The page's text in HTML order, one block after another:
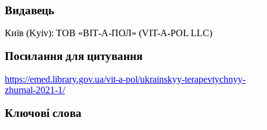
Видавець
Київ (Kyiv): ТОВ «ВІТ-А-ПОЛ» (VIT-A-POL LLC)
Посилання для цитування
https://emed.library.gov.ua/vit-a-pol/ukrainskyy-terapevtychnyy-
zhurnal-2021-1/
Ключові слова